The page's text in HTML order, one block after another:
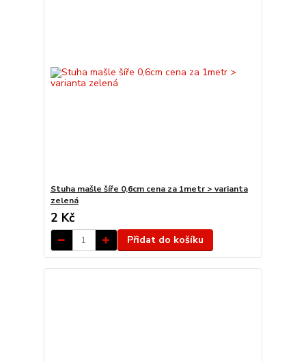
Stuha mašle šíře 0,6cm cena za 1metr > varianta
zelená
2 Kč
Přidat do košíku